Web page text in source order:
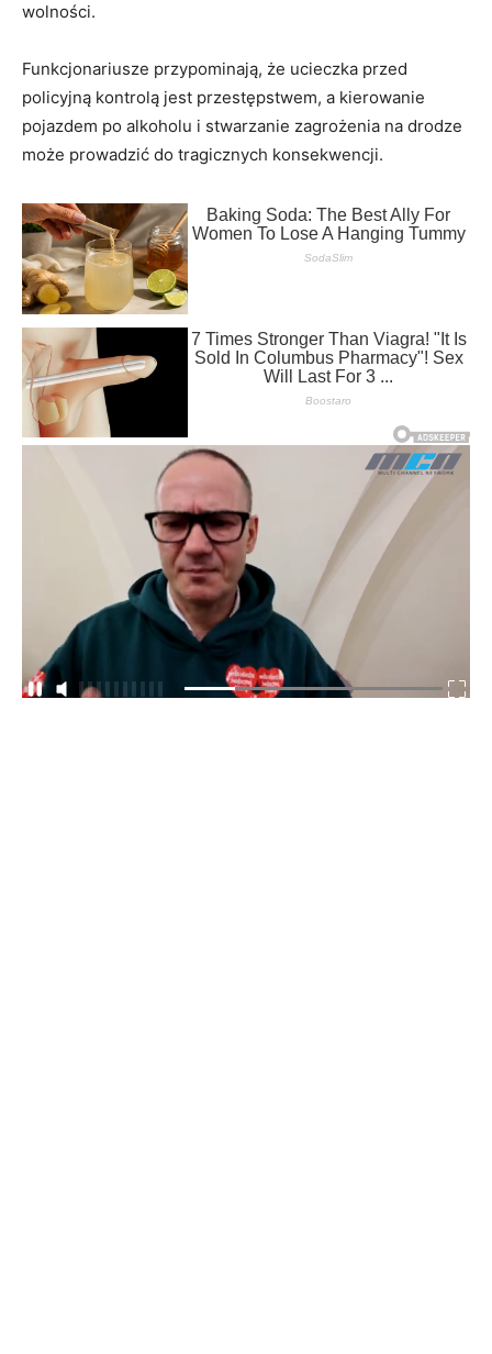
wolności.
Funkcjonariusze przypominają, że ucieczka przed
policyjną kontrolą jest przestępstwem, a kierowanie
pojazdem po alkoholu i stwarzanie zagrożenia na drodze
może prowadzić do tragicznych konsekwencji.